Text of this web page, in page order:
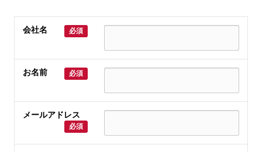
会社名 必須
お名前 必須
メールアドレス
必須